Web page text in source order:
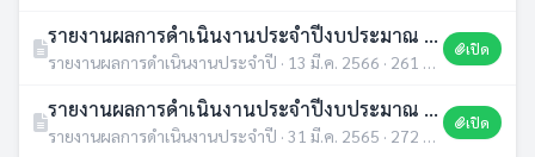
รายงานผลการดำเนินงานประจำปีงบประมาณ 2565
รายงานผลการดำเนินงานประจำปี · 13 มี.ค. 2566 · 261 ดาวน์โหลด
เปิด
รายงานผลการดำเนินงานประจำปีงบประมาณ 2564
รายงานผลการดำเนินงานประจำปี · 31 มี.ค. 2565 · 272 ดาวน์โหลด
เปิด